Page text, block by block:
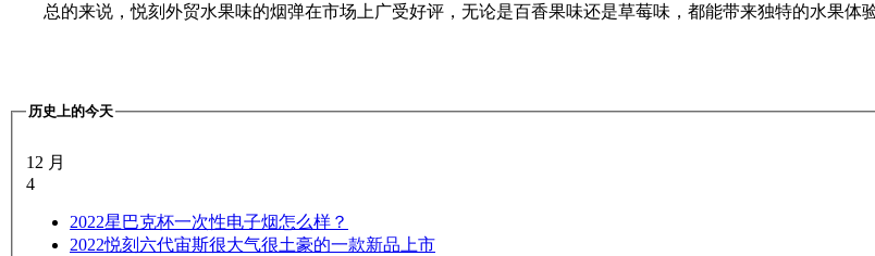
总的来说，悦刻外贸水果味的烟弹在市场上广受好评，无论是百香果味还是草莓味，都能带来独特的水果体
历史上的今天
12 月
4
2022星巴克杯一次性电子烟怎么样？
2022悦刻六代宙斯很大气很土豪的一款新品上市